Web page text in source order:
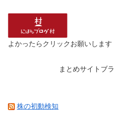
よかったらクリックお願いします
まとめサイトブ
株の初動検知